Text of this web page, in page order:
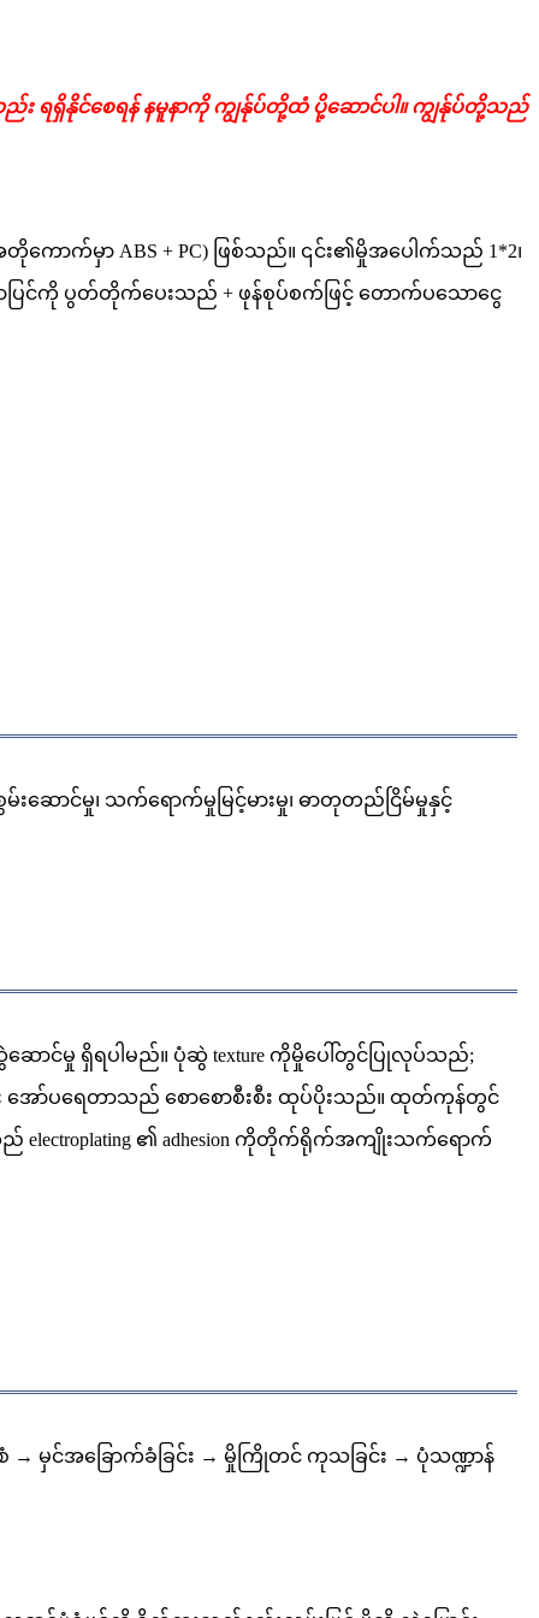
း ရရှိနိုင်စေရန် နမူနာကို ကျွန်ုပ်တို့ထံ ပို့ဆောင်ပါ။ ကျွန်ုပ်တို့သည်
(အတိုကောက်မှာ ABS + PC) ဖြစ်သည်။ ၎င်း၏မှိုအပေါက်သည် 1*2၊
ာပြင်ကို ပွတ်တိုက်ပေးသည် + ဖုန်စုပ်စက်ဖြင့် တောက်ပသောငွေ
မ်းဆောင်မှု၊ သက်ရောက်မှုမြင့်မားမှု၊ ဓာတုတည်ငြိမ်မှုနှင့်
င်မှု ရှိရပါမည်။ ပုံဆွဲ texture ကိုမှိုပေါ်တွင်ပြုလုပ်သည်;
အော်ပရေတာသည် စောစောစီးစီး ထုပ်ပိုးသည်။ ထုတ်ကုန်တွင်
electroplating ၏ adhesion ကိုတိုက်ရိုက်အကျိုးသက်ရောက်
စံ → မှင်အခြောက်ခံခြင်း → မှိုကြိုတင် ကုသခြင်း → ပုံသဏ္ဍာန်